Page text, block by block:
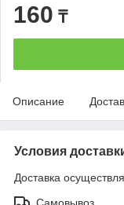
160 ₸
Описание
Условия
Доставка
Самовывоз